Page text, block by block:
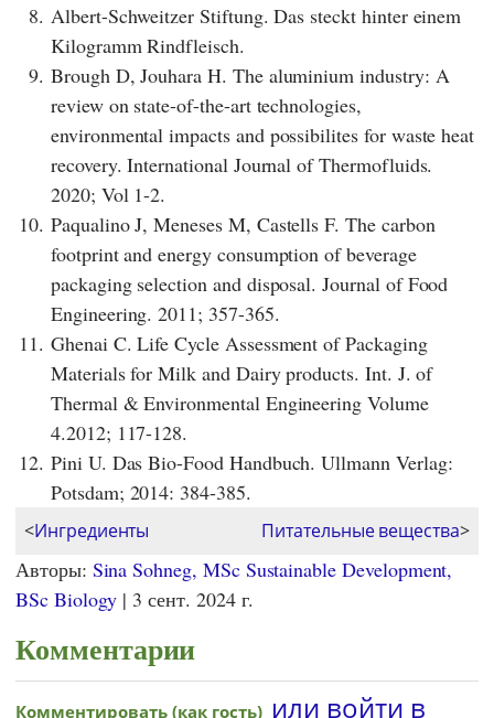
8. Albert-Schweitzer Stiftung. Das steckt hinter einem
Kilogramm Rindfleisch.
9. Brough D, Jouhara H. The aluminium industry: A
review on state-of-the-art technologies,
environmental impacts and possibilites for waste heat
recovery. International Journal of Thermofluids.
2020; Vol 1-2.
10. Paqualino J, Meneses M, Castells F. The carbon
footprint and energy consumption of beverage
packaging selection and disposal. Journal of Food
Engineering. 2011; 357-365.
11. Ghenai C. Life Cycle Assessment of Packaging
Materials for Milk and Dairy products. Int. J. of
Thermal & Environmental Engineering Volume
4.2012; 117-128.
12. Pini U. Das Bio-Food Handbuch. Ullmann Verlag:
Potsdam; 2014: 384-385.
<Ингредиенты Питательные вещества>
Авторы: Sina Sohneg, MSc Sustainable Development,
BSc Biology | 3 сент. 2024 г.
Комментарии